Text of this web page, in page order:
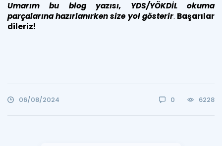
Umarım bu blog yazısı, YDS/YÖKDİL okuma
parçalarına hazırlanırken size yol gösterir. Başarılar
dileriz!
06/08/2024 0 6228